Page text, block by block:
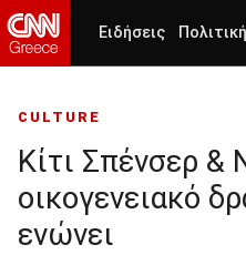
Ειδήσεις Πολιτική
CULTURE
Κίτι Σπένσερ &
οικογενειακό
ενώνει